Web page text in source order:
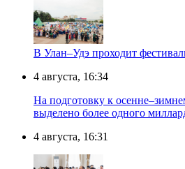
В Улан–Удэ проходит
4 августа, 16:34
На подготовку к
выделено более одного
4 августа, 16:31